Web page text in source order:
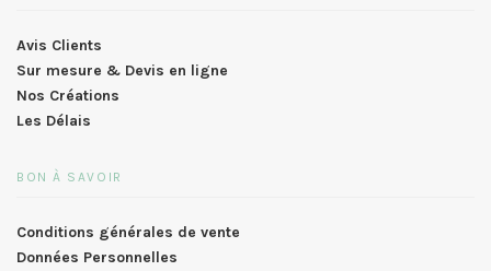
Avis Clients
Sur mesure & Devis en ligne
Nos Créations
Les Délais
BON À SAVOIR
Conditions générales de vente
Données Personnelles